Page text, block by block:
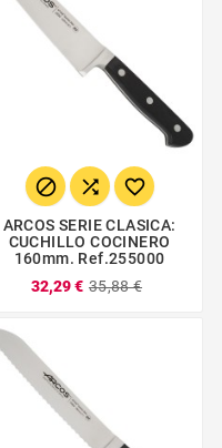
  
ARCOS SERIE CLASICA:
CUCHILLO COCINERO
160mm. Ref.255000
32,29 € 35,88 €